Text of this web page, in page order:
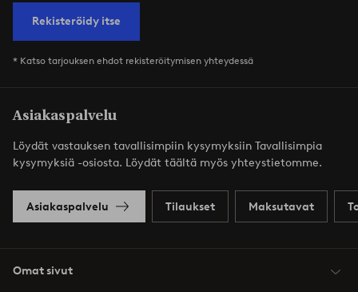
Rekisteröidy itse
* Katso tarjouksen ehdot rekisteröitymisen yhteydessä
Asiakaspalvelu
Löydät vastauksen tavallisimpiin kysymyksiin Tavallisimpia
kysymyksiä -osiosta. Löydät täältä myös yhteystietomme.
Asiakaspalvelu Tilaukset Maksutavat
Omat sivut